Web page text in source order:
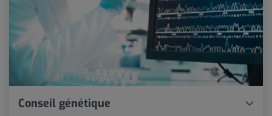
Conseil génétique